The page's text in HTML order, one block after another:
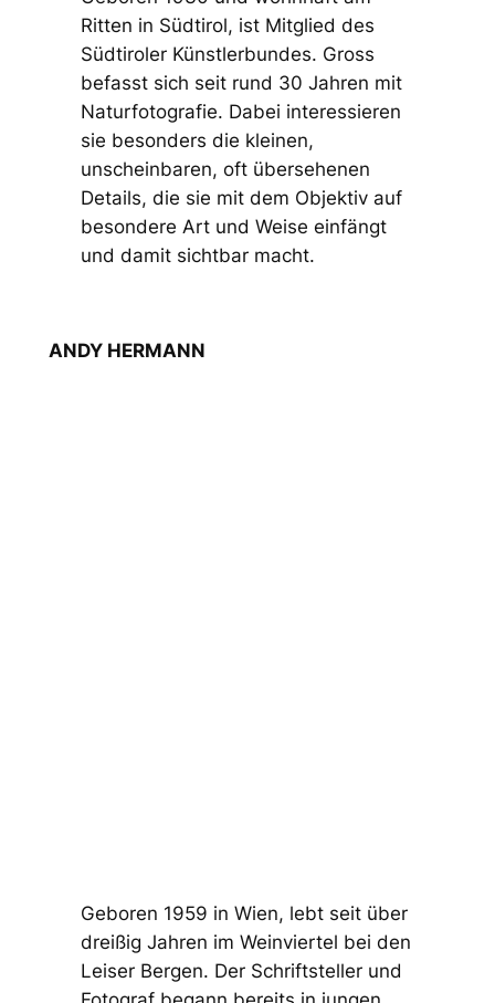
Ritten in Südtirol, ist Mitglied des
Südtiroler Künstlerbundes. Gross
befasst sich seit rund 30 Jahren mit
Naturfotografie. Dabei interessieren
sie besonders die kleinen,
unscheinbaren, oft übersehenen
Details, die sie mit dem Objektiv auf
besondere Art und Weise einfängt
und damit sichtbar macht.
ANDY HERMANN
Geboren 1959 in Wien, lebt seit über
dreißig Jahren im Weinviertel bei den
Leiser Bergen. Der Schriftsteller und